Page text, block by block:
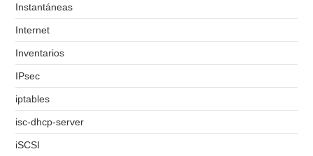
Instantáneas
Internet
Inventarios
IPsec
iptables
isc-dhcp-server
iSCSI